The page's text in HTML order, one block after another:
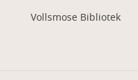
Vollsmose Bibliotek